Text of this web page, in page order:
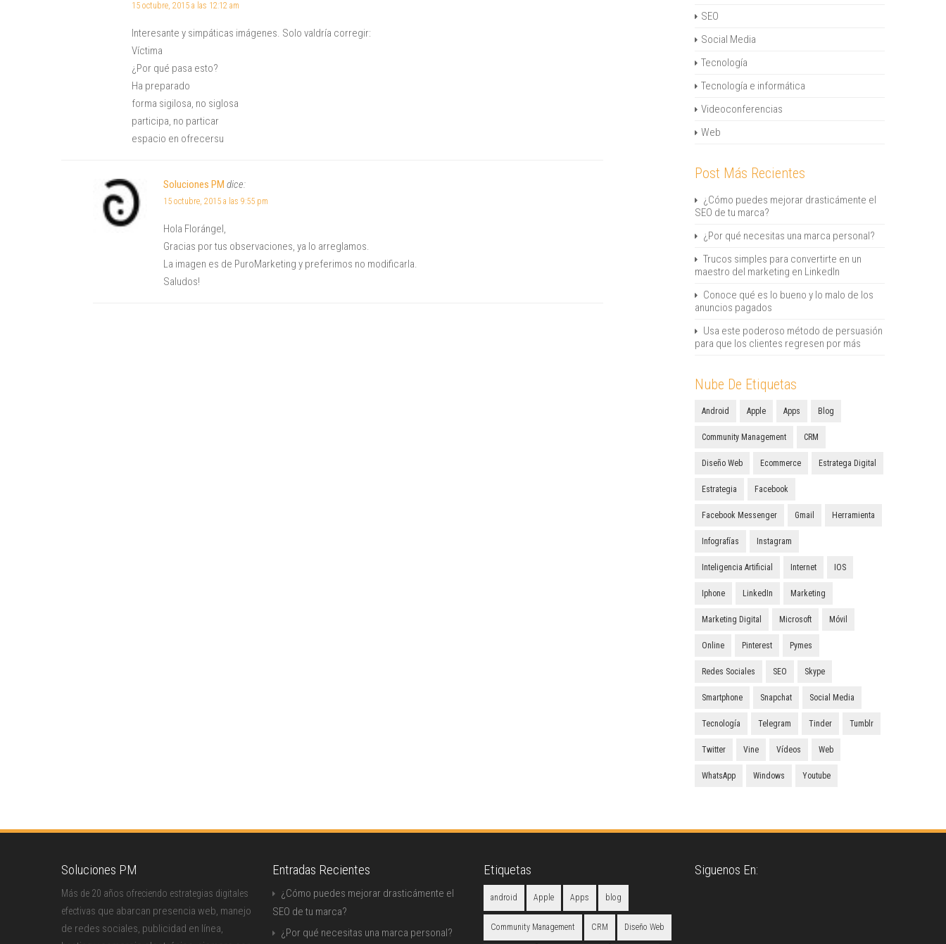
15 octubre, 2015 a las 12:12 am
Interesante y simpáticas imágenes. Solo valdría corregir:
Víctima
¿Por qué pasa esto?
Ha preparado
forma sigilosa, no siglosa
participa, no particar
espacio en ofrecersu
Soluciones PM dice:
15 octubre, 2015 a las 9:55 pm
Hola Florángel,
Gracias por tus observaciones, ya lo arreglamos.
La imagen es de PuroMarketing y preferimos no modificarla.
Saludos!
SEO
Social Media
Tecnología
Tecnología e informática
Videoconferencias
Web
Post Más Recientes
¿Cómo puedes mejorar drasticámente el
SEO de tu marca?
¿Por qué necesitas una marca personal?
Trucos simples para convertirte en un
maestro del marketing en LinkedIn
Conoce qué es lo bueno y lo malo de los
anuncios pagados
Usa este poderoso método de persuasión
para que los clientes regresen por más
Nube De Etiquetas
Android Apple Apps Blog
Community Management CRM
Diseño Web Ecommerce Estratega Digital
Estrategia Facebook
Facebook Messenger Gmail Herramienta
Infografías Instagram
Inteligencia Artificial Internet IOS
Iphone LinkedIn Marketing
Marketing Digital Microsoft Móvil
Online Pinterest Pymes
Redes Sociales SEO Skype
Smartphone Snapchat Social Media
Tecnología Telegram Tinder Tumblr
Twitter Vine Vídeos Web
WhatsApp Windows Youtube
Soluciones PM
Más de 20 años ofreciendo estrategias digitales
efectivas que abarcan presencia web, manejo
de redes sociales, publicidad en línea,
Entradas Recientes
¿Cómo puedes mejorar drasticámente el
SEO de tu marca?
¿Por qué necesitas una marca personal?
Etiquetas
android Apple Apps blog
Community Management CRM Diseño Web
Siguenos En: